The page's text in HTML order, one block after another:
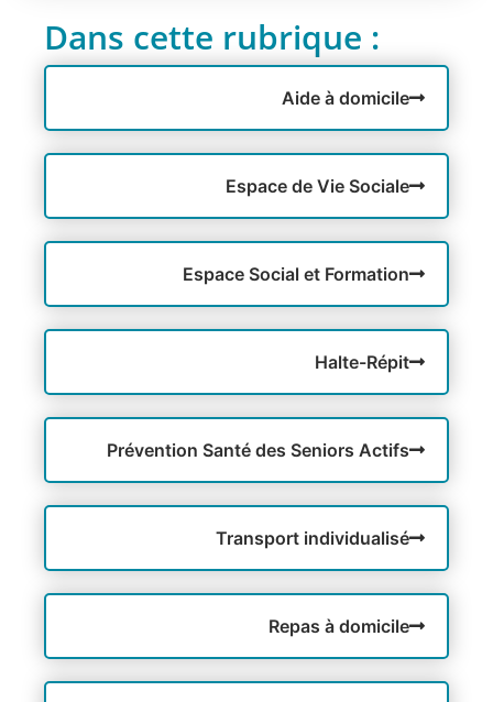
Dans cette rubrique :
Aide à domicile
Espace de Vie Sociale
Espace Social et Formation
Halte-Répit
Prévention Santé des Seniors Actifs
Transport individualisé
Repas à domicile